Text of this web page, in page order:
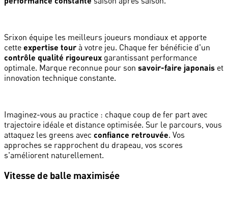
Srixon équipe les meilleurs joueurs mondiaux et apporte
cette expertise tour à votre jeu. Chaque fer bénéficie d'un
contrôle qualité rigoureux garantissant performance
optimale. Marque reconnue pour son savoir-faire japonais et
innovation technique constante.
Imaginez-vous au practice : chaque coup de fer part avec
trajectoire idéale et distance optimisée. Sur le parcours, vous
attaquez les greens avec confiance retrouvée. Vos
approches se rapprochent du drapeau, vos scores
s'améliorent naturellement.
Vitesse de balle maximisée